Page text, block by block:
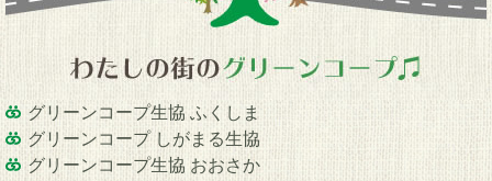
グリーンコープ生協 ふくしま
グリーンコープ しがまる生協
グリーンコープ生協 おおさか